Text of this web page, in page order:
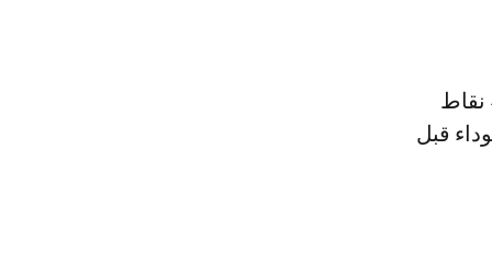
تبدلت حال أستون فيلا هذا الموسم حيث بات يحتل المركز الثالث بفارق 4 نقاط
قبل